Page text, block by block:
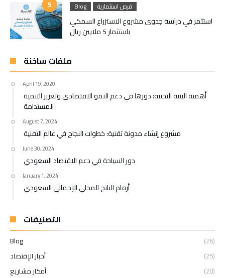
Blog فرص استثمارية
استثمر في دراسة جدوى مشروع الاستزراع السمكي
باستثمار 5 ملايين ريال
ملفات ساخنة
April 19, 2020
أهمية البنية التحتية: دورها في دعم النمو الاقتصادي وتعزيز التنمية
المستدامة
August 7, 2024
مشروع إنشاء مدونة تقنية: خطوات النجاح في عالم التقنية
June 30, 2024
دور السياحة في دعم الاقتصاد السعودي
January 1, 2024
أرقام الناتج المحلي الإجمالي السعودي
التصنيفات
Blog
(26)
أخبار الإقتصاد
(25)
أفكار مشاريع
(20)